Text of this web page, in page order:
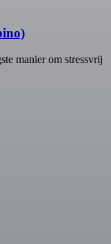
manier om stressvrij